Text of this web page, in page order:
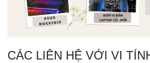
CÁC LIÊN HỆ VỚI VI